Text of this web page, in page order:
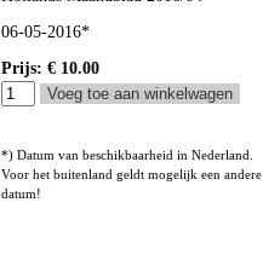
06-05-2016*
Prijs: € 10.00
*) Datum van beschikbaarheid in Nederland.
Voor het buitenland geldt mogelijk een andere
datum!